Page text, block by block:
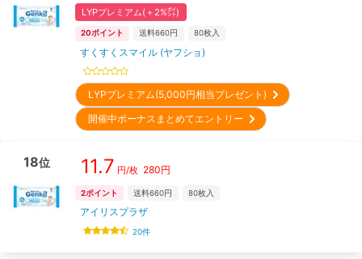
LYPプレミアム(＋2%㌽)
20ポイント 送料660円 80枚入
すくすくスマイル (ヤフショ)
LYPプレミアム(5,000円相当プレゼント)
開催中ボーナスまとめてエントリー
18位 11.7 円/枚 280円
2ポイント 送料660円 80枚入
アイリスプラザ
20件